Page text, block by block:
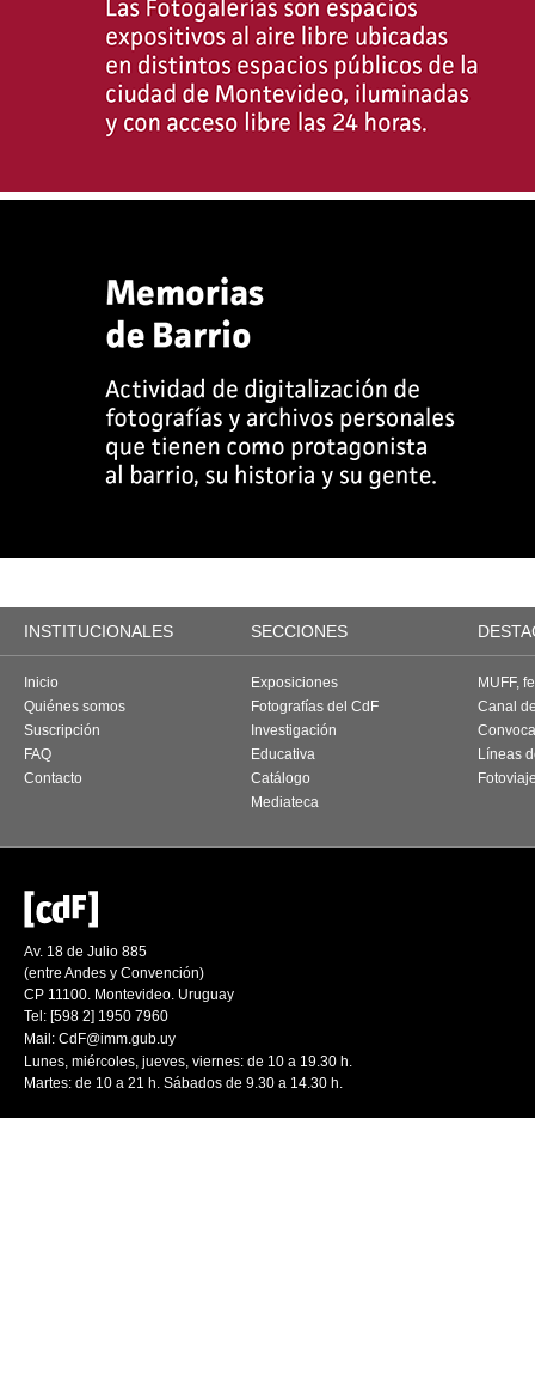
INSTITUCIONALES SECCIONES
Inicio
Quiénes somos
Suscripción
FAQ
Contacto
Exposiciones
Fotografías del CdF
Investigación
Educativa
Catálogo
Mediateca
MUFF,
Canal
Líneas
Av. 18 de Julio 885
(entre Andes y Convención)
CP 11100. Montevideo. Uruguay
Tel: [598 2] 1950 7960
Mail: CdF@imm.gub.uy
Lunes, miércoles, jueves, viernes: de 10 a 19.30 h.
Martes: de 10 a 21 h. Sábados de 9.30 a 14.30 h.